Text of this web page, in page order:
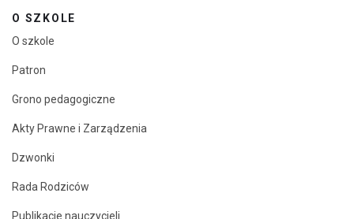
O SZKOLE
O szkole
Patron
Grono pedagogiczne
Akty Prawne i Zarządzenia
Dzwonki
Rada Rodziców
Publikacje nauczycieli